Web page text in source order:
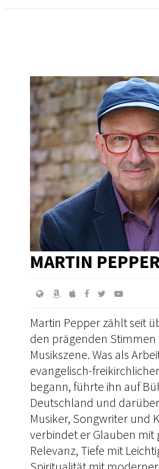
MARTIN
Martin Pepper zählt seit
den prägenden
Musikszene. Was als
evangelisch-
begann, führte ihn auf
Deutschland und
Musiker, Songwriter und
verbindet er Glauben mit
Relevanz, Tiefe mit